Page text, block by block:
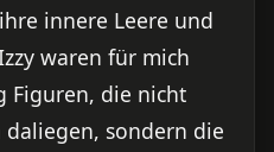
innere Leere und
waren für mich
Figuren, die nicht
sondern die